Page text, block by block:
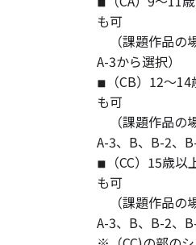
も可
（課題作品の
A-3から選択）
◾︎（CB）12〜
も可
（課題作品の
A-3、B、B-2、
◾︎（CC）15歳
も可
（課題作品の
A-3、B、B-2、